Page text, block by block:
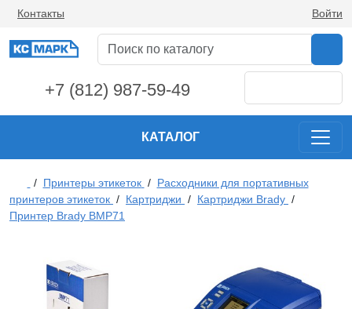
Контакты Войти
+7 (812) 987-59-49
КАТАЛОГ
/ Принтеры этикеток / Расходники для портативных
принтеров этикеток / Картриджи / Картриджи Brady /
Принтер Brady BMP71